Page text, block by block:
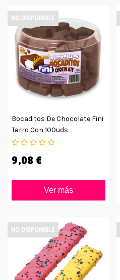
Bocaditos De Chocolate Fini
Tarro Con 100uds
9,08 €
Ver más
NO DISPONIBLE
NO DISPONIBLE